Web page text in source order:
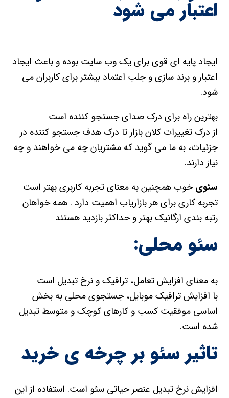
اعتبار می شود
ایجاد پایه ای قوی برای یک وب سایت بوده و باعث ایجاد
اعتبار و برند سازی و جلب اعتماد بیشتر برای کاربران می
شود.
بهترین راه برای درک صدای جستجو کننده است
از درک تغییرات کلان بازار تا درک هدف جستجو کننده در
جزئیات، به ما می گوید که مشتریان چه می خواهند و چه
نیاز دارند.
سئویخوب همچنین به معنای تجربه کاربری بهتر است
تجربه کاری برای هر بازاریاب اهمیت دارد . همه خواهان
رتبه بندی ارگانیک بهتر و حداکثر بازدید هستند
سئو محلی:
به معنای افزایش تعامل، ترافیک و نرخ تبدیل است
با افزایش ترافیک موبایل، جستجوی محلی به بخش
اساسی موفقیت کسب و کارهای کوچک و متوسط تبدیل
شده است.
تاثیر سئو بر چرخه ی خرید
افزایش نرخ تبدیل عنصر حیاتی سئو است. استفاده از این